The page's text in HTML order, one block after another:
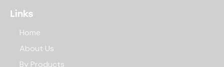
Links
Home
About Us
By Products